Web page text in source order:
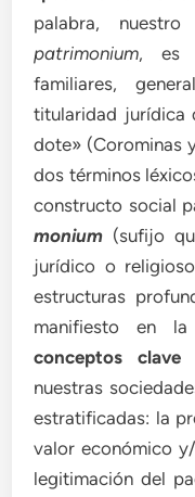
palabra,
patrimonium, es
familiares,
titularidad jurídica
dote» (Corominas
dos términos
constructo social
monium (sufijo
jurídico o
estructuras
manifiesto en
conceptos clave
nuestras
estratificadas: la
valor económico
legitimación del